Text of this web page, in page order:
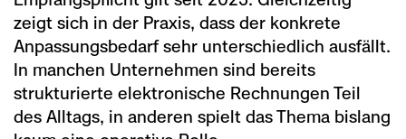
zeigt sich in der Praxis, dass der konkrete
Anpassungsbedarf sehr unterschiedlich ausfällt.
In manchen Unternehmen sind bereits
strukturierte elektronische Rechnungen Teil
des Alltags, in anderen spielt das Thema bislang